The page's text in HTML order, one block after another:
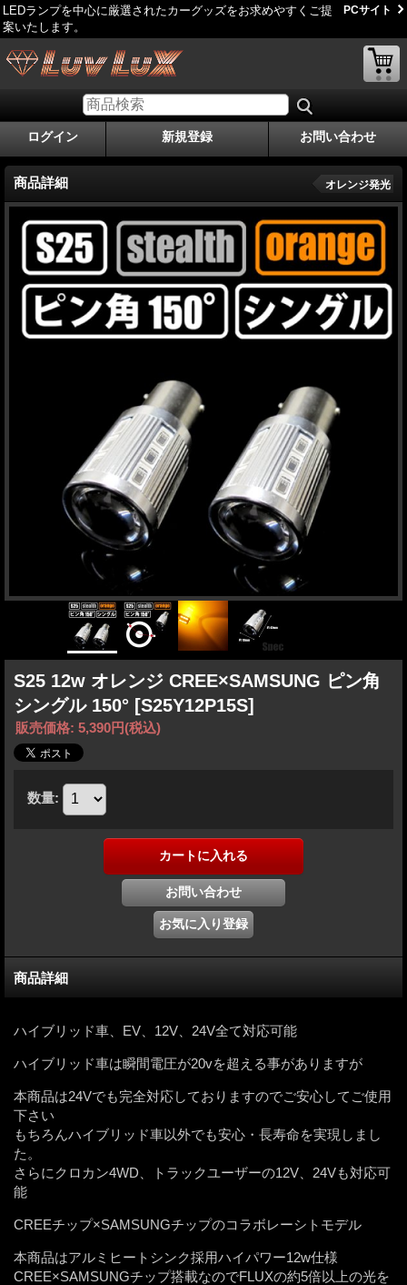
LEDランプを中心に厳選されたカーグッズをお求めやすくご提
案いたします。
PCサイト
ログイン 新規登録 お問い合わせ
商品詳細 オレンジ発光
S25 12w オレンジ CREE×SAMSUNG ピン角
シングル 150° [S25Y12P15S]
販売価格: 5,390円(税込)
数量:
商品詳細
ハイブリッド車、EV、12V、24V全て対応可能
ハイブリッド車は瞬間電圧が20vを超える事がありますが
本商品は24Vでも完全対応しておりますのでご安心してご使用
下さい
もちろんハイブリッド車以外でも安心・長寿命を実現しまし
た。
さらにクロカン4WD、トラックユーザーの12V、24Vも対応可
能
CREEチップ×SAMSUNGチップのコラボレーシトモデル
本商品はアルミヒートシンク採用ハイパワー12w仕様
CREE×SAMSUNGチップ搭載なのでFLUXの約5倍以上の光を